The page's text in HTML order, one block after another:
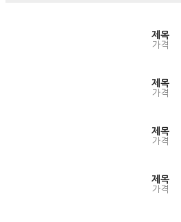
제목
가격
제목
가격
제목
가격
제목
가격